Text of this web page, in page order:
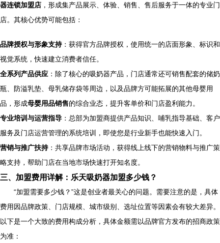
器连锁加盟店 ，形成集产品展示、体验、销售、售后服务于一体的专业门
店。其核心优势可能包括：
品牌授权与形象支持：获得官方品牌授权，使用统一的店面形象、标识和
视觉系统，快速建立消费者信任。
全系列产品供应 ：除了核心的吸奶器产品，门店通常还可销售配套的储奶
瓶、防溢乳垫、母乳储存袋等周边，以及品牌方可能拓展的其他母婴用
品，形成母婴用品销售的综合业态，提升客单价和门店盈利能力。
专业培训与运营指导 ：总部为加盟商提供产品知识、哺乳指导基础、客户
服务及门店运营管理的系统培训，即使您是行业新手也能快速入门。
营销与推广扶持：共享品牌市场活动，获得线上线下的营销物料与推广策
略支持，帮助门店在当地市场快速打开知名度。
三、加盟费用详解：乐天吸奶器加盟多少钱？
“加盟需要多少钱？”这是创业者最关心的问题。需要注意的是，具体
费用因品牌政策、门店规模、城市级别、选址位置等因素会有较大差异。
以下是一个大致的费用构成分析，具体金额需以品牌官方发布的招商政策
为准：